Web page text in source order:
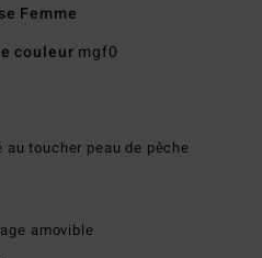
Femme
couleur mgf0
toucher peau de pêche
amovible